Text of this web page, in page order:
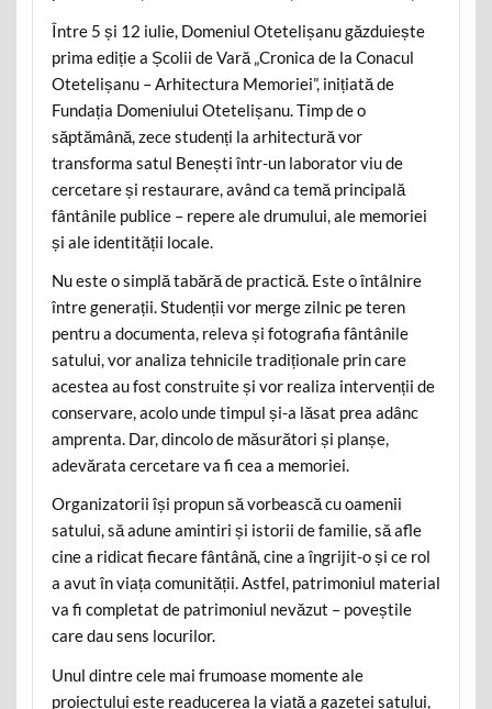
Între 5 și 12 iulie, Domeniul Otetelișanu găzduiește
prima ediție a Școlii de Vară „Cronica de la Conacul
Otetelișanu – Arhitectura Memoriei”, inițiată de
Fundația Domeniului Otetelișanu. Timp de o
săptămână, zece studenți la arhitectură vor
transforma satul Benești într-un laborator viu de
cercetare și restaurare, având ca temă principală
fântânile publice – repere ale drumului, ale memoriei
și ale identității locale.
Nu este o simplă tabără de practică. Este o întâlnire
între generații. Studenții vor merge zilnic pe teren
pentru a documenta, releva și fotografia fântânile
satului, vor analiza tehnicile tradiționale prin care
acestea au fost construite și vor realiza intervenții de
conservare, acolo unde timpul și-a lăsat prea adânc
amprenta. Dar, dincolo de măsurători și planșe,
adevărata cercetare va fi cea a memoriei.
Organizatorii își propun să vorbească cu oamenii
satului, să adune amintiri și istorii de familie, să afle
cine a ridicat fiecare fântână, cine a îngrijit-o și ce rol
a avut în viața comunității. Astfel, patrimoniul material
va fi completat de patrimoniul nevăzut – poveștile
care dau sens locurilor.
Unul dintre cele mai frumoase momente ale
proiectului este readucerea la viață a gazetei satului,